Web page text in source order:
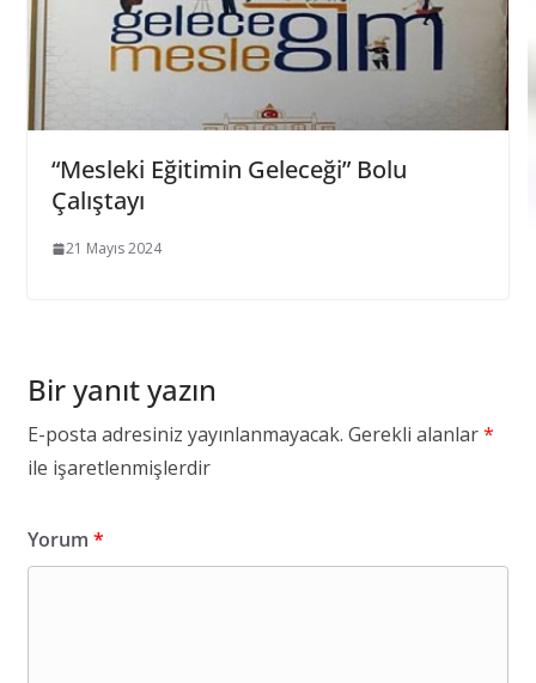
“Mesleki Eğitimin Geleceği” Bolu
Çalıştayı
21 Mayıs 2024
Bir yanıt yazın
E-posta adresiniz yayınlanmayacak. Gerekli alanlar*
ile işaretlenmişlerdir
Yorum *